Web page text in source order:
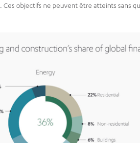
. Ces objectifs ne peuvent être atteints sans